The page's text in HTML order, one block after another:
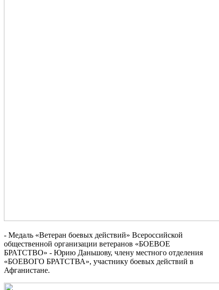
- Медаль «Ветеран боевых действий» Всероссийской
общественной организации ветеранов «БОЕВОЕ
БРАТСТВО» - Юрию Даньшову, члену местного отделения
«БОЕВОГО БРАТСТВА», участнику боевых действий в
Афганистане.